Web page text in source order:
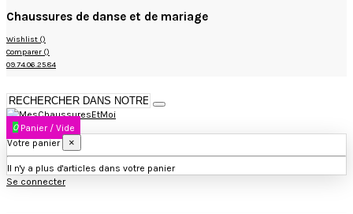
Chaussures de danse et de mariage
Wishlist ()
Comparer ()
09.74.06.25.84
0 Panier / Vide
Votre panier
×
Il n'y a plus d'articles dans votre panier
Se connecter